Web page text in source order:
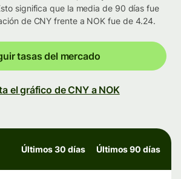
significa que la media de 90 días fue
de CNY frente a NOK fue de 4.24.
tasas del mercado
el gráfico de CNY a NOK
Últimos 30 días Últimos 90 días